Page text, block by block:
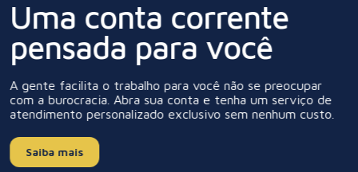
Uma conta corrente
pensada para você
A gente facilita o trabalho para você não se preocupar
com a burocracia. Abra sua conta e tenha um serviço de
atendimento personalizado exclusivo sem nenhum custo.
Saiba mais